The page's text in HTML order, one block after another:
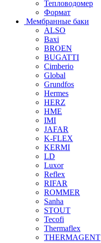
Тепловодомер
Формат
Мембранные баки
ALSO
Baxi
BROEN
BUGATTI
Cimberio
Global
Grundfos
Hermes
HERZ
HME
IMI
JAFAR
K-FLEX
KERMI
LD
Luxor
Reflex
RIFAR
ROMMER
Sanha
STOUT
Tecofi
Thermaflex
THERMAGENT